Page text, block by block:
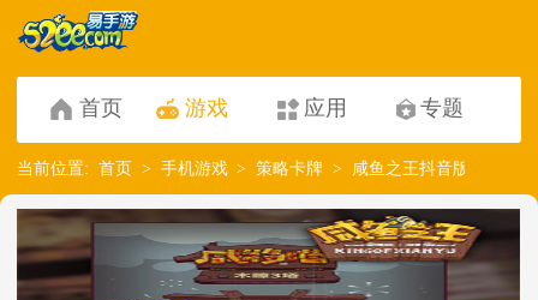
首页 游戏 应用 专题
当前位置: 首页 手机游戏 策略卡牌 咸鱼之王抖音版